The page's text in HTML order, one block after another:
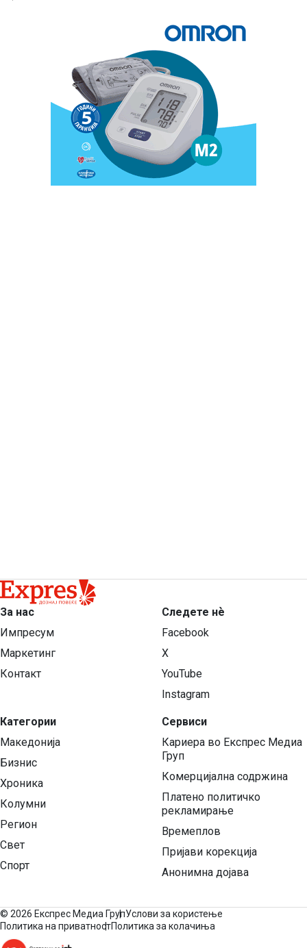
За нас
Импресум
Маркетинг
Контакт
Категории
Македонија
Бизнис
Хроника
Колумни
Регион
Свет
Спорт
Следете нѐ
Facebook
X
YouTube
Instagram
Сервиси
Кариера во Експрес Медиа
Груп
Комерцијална содржина
Платено политичко
рекламирање
Времеплов
Пријави корекција
Анонимна дојава
© 2026 Експрес Медиа ГрупУслови за користење
Политика на приватностПолитика за колачиња